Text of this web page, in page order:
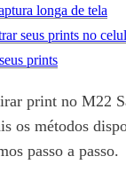
longa de tela
seus prints no
prints
print no M22
os métodos
passo a passo.